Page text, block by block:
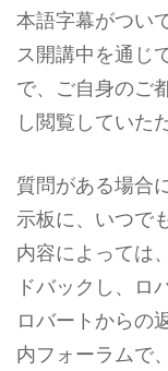
本語字幕がつい
ス開講中を通じ
で、ご自身のご
し閲覧していた
質問がある場合
示板に、いつで
内容によっては
ドバックし、ロ
ロバートからの
内フォーラムで